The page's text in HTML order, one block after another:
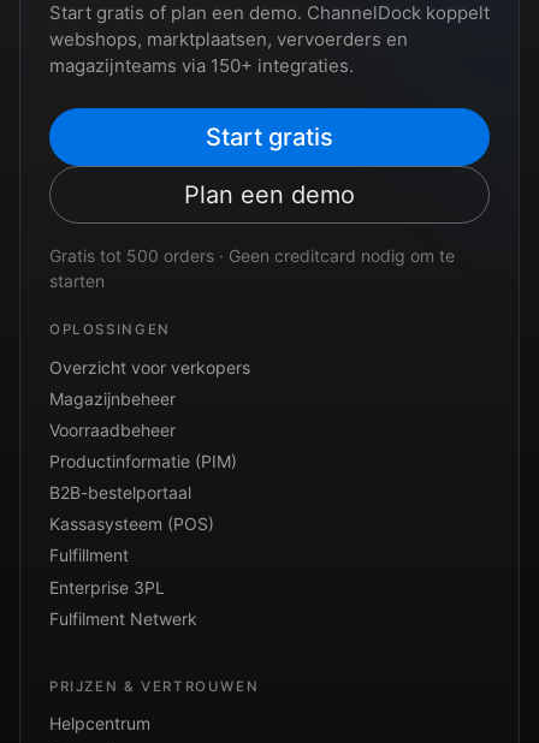
Start gratis of plan een demo. ChannelDock koppelt
webshops, marktplaatsen, vervoerders en
magazijnteams via 150+ integraties.
Start gratis
Plan een demo
Gratis tot 500 orders · Geen creditcard nodig om te
starten
OPLOSSINGEN
Overzicht voor verkopers
Magazijnbeheer
Voorraadbeheer
Productinformatie (PIM)
B2B-bestelportaal
Kassasysteem (POS)
Fulfillment
Enterprise 3PL
Fulfilment Netwerk
PRIJZEN & VERTROUWEN
Helpcentrum